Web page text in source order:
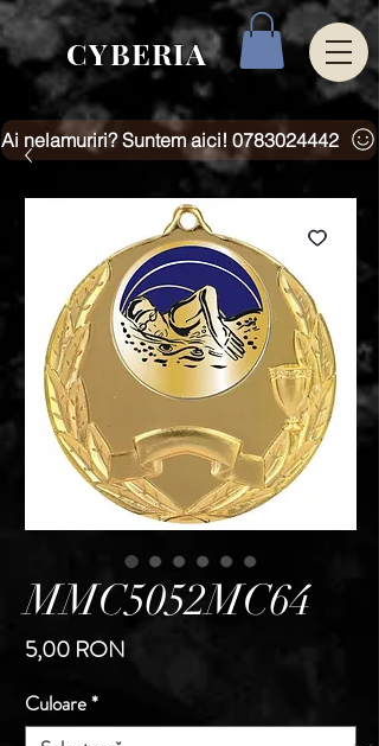
CYBERIA
Ai nelamuriri? Suntem aici! 0783024442
MMC5052MC64
5,00 RON
Culoare*